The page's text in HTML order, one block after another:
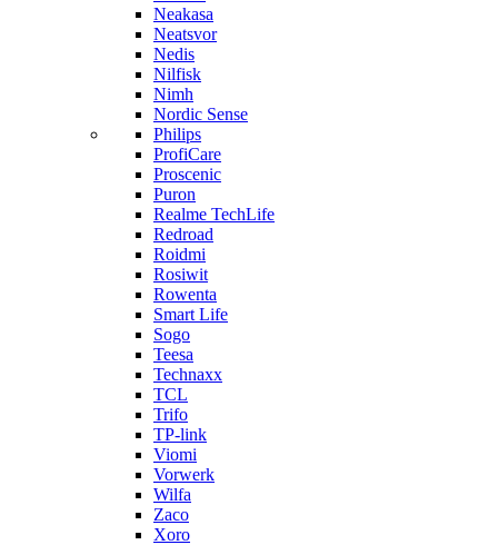
Neakasa
Neatsvor
Nedis
Nilfisk
Nimh
Nordic Sense
Philips
ProfiCare
Proscenic
Puron
Realme TechLife
Redroad
Roidmi
Rosiwit
Rowenta
Smart Life
Sogo
Teesa
Technaxx
TCL
Trifo
TP-link
Viomi
Vorwerk
Wilfa
Zaco
Xoro